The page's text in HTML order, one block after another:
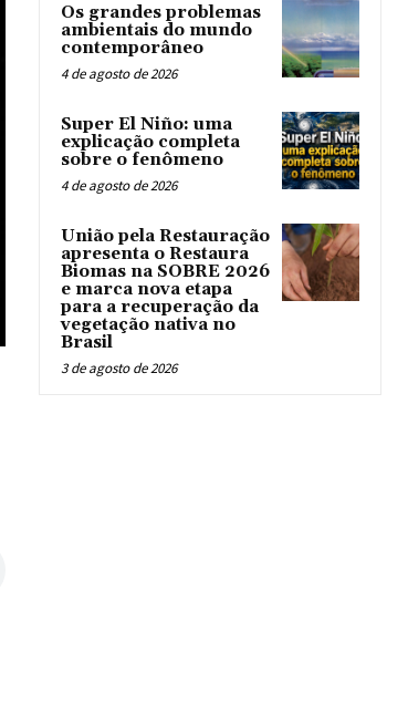
Os grandes problemas
ambientais do mundo
contemporâneo
4 de agosto de 2026
Super El Niño: uma
explicação completa
sobre o fenômeno
4 de agosto de 2026
União pela Restauração
apresenta o Restaura
Biomas na SOBRE 2026
e marca nova etapa
para a recuperação da
vegetação nativa no
Brasil
3 de agosto de 2026